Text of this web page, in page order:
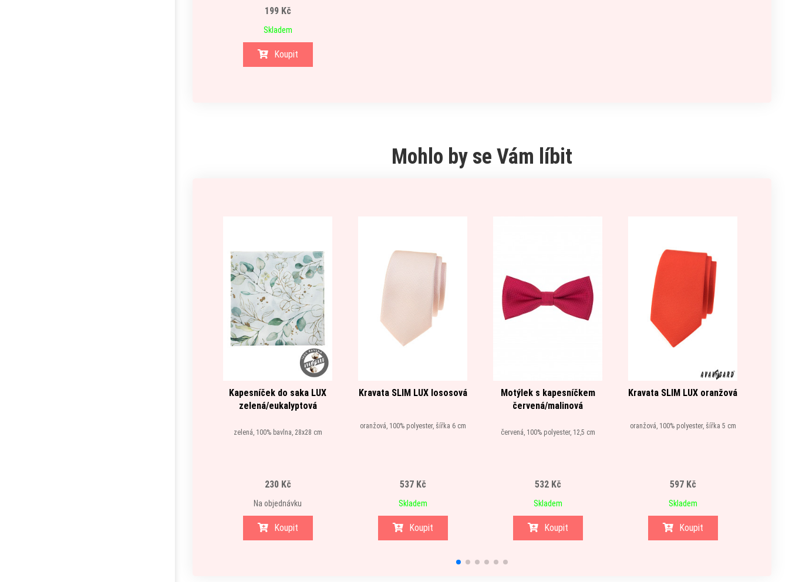
199 Kč
Skladem
Koupit
Mohlo by se Vám líbit
Kapesníček do saka LUX
zelená/eukalyptová
zelená, 100% bavlna, 28x28 cm
230 Kč
Na objednávku
Koupit
Kravata SLIM LUX lososová
oranžová, 100% polyester, šířka 6 cm
537 Kč
Skladem
Koupit
Motýlek s kapesníčkem
červená/malinová
červená, 100% polyester, 12,5 cm
532 Kč
Skladem
Koupit
Kravata SLIM LUX oranžová
oranžová, 100% polyester, šířka 5 cm
597 Kč
Skladem
Koupit